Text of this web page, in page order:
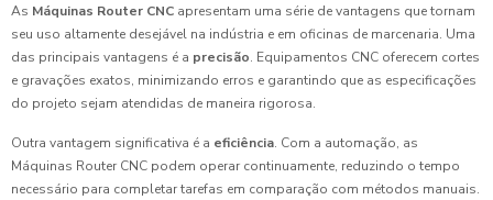
As Máquinas Router CNC apresentam uma série de vantagens que tornam
seu uso altamente desejável na indústria e em oficinas de marcenaria. Uma
das principais vantagens é a precisão. Equipamentos CNC oferecem cortes
e gravações exatos, minimizando erros e garantindo que as especificações
do projeto sejam atendidas de maneira rigorosa.
Outra vantagem significativa é a eficiência. Com a automação, as
Máquinas Router CNC podem operar continuamente, reduzindo o tempo
necessário para completar tarefas em comparação com métodos manuais.